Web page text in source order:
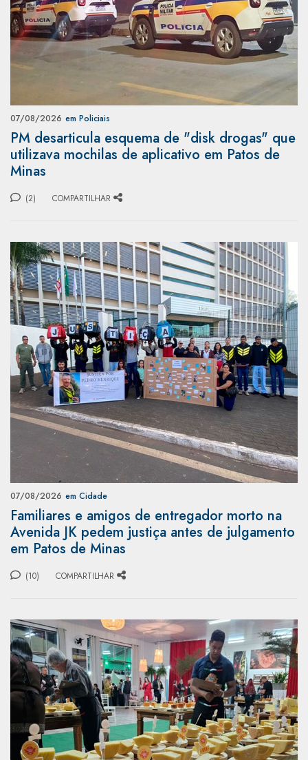
07/08/2026 em Policiais
PM desarticula esquema de "disk drogas" que
utilizava mochilas de aplicativo em Patos de
Minas
(2) COMPARTILHAR
07/08/2026 em Cidade
Familiares e amigos de entregador morto na
Avenida JK pedem justiça antes de julgamento
em Patos de Minas
(10) COMPARTILHAR